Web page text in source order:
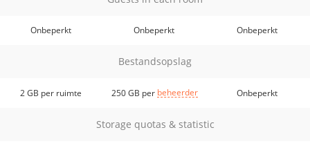
Onbeperkt Onbeperkt Onbeperkt
Bestandsopslag
2 GB per ruimte 250 GB per beheerder Onbeperkt
Storage quotas & statistic